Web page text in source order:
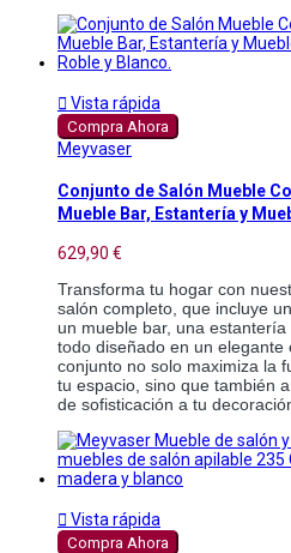
 Vista rápida
Compra Ahora
Meyvaser
Conjunto de Salón Mueble
Mueble Bar, Estantería y
629,90 €
Transforma tu hogar con
salón completo, que incluye
un mueble bar, una estantería
todo diseñado en un elegante
conjunto no solo maximiza la
tu espacio, sino que también
de sofisticación a tu
 Vista rápida
Compra Ahora